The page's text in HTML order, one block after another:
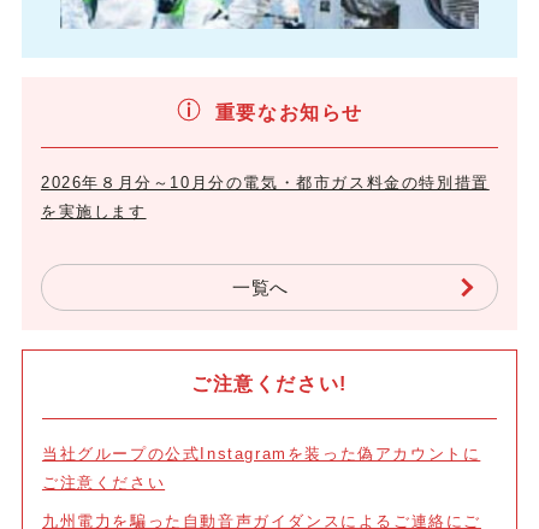
重要なお知らせ
2026年８月分～10月分の電気・都市ガス料金の特別措置
を実施します
一覧へ
ご注意ください!
当社グループの公式Instagramを装った偽アカウントに
ご注意ください
九州電力を騙った自動音声ガイダンスによるご連絡にご